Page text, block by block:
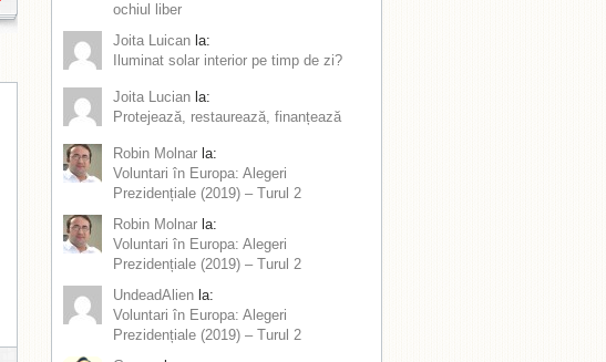
ochiul liber
Joita Luican la:
Iluminat solar interior pe timp de zi?
Joita Lucian la:
Protejează, restaurează, finanțează
Robin Molnar la:
Voluntari în Europa: Alegeri
Prezidențiale (2019) – Turul 2
Robin Molnar la:
Voluntari în Europa: Alegeri
Prezidențiale (2019) – Turul 2
UndeadAlien la:
Voluntari în Europa: Alegeri
Prezidențiale (2019) – Turul 2